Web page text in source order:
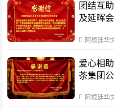
团结互
及延晖
阿根廷华
爱心相
茶集团
阿根廷华